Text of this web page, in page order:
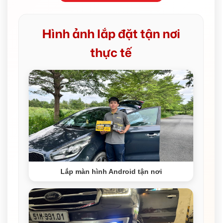
Hình ảnh lắp đặt tận nơi
thực tế
Lắp màn hình Android tận nơi